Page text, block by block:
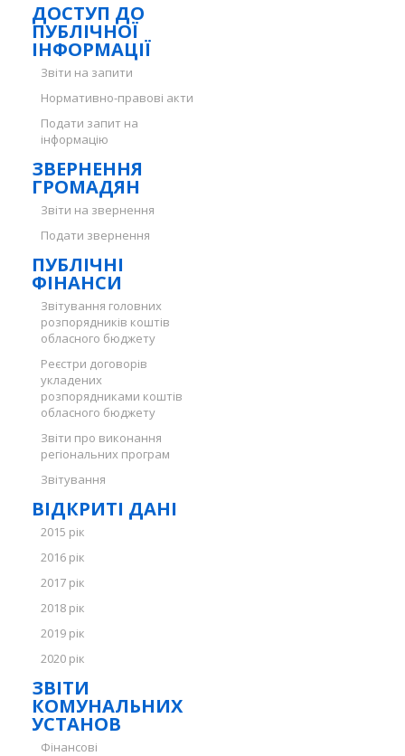
ДОСТУП ДО
ПУБЛІЧНОЇ
ІНФОРМАЦІЇ
Звіти на запити
Нормативно-правові акти
Подати запит на
інформацію
ЗВЕРНЕННЯ
ГРОМАДЯН
Звіти на звернення
Подати звернення
ПУБЛІЧНІ
ФІНАНСИ
Звітування головних
розпорядників коштів
обласного бюджету
Реєстри договорів
укладених
розпорядниками коштів
обласного бюджету
Звіти про виконання
регіональних програм
Звітування
ВІДКРИТІ ДАНІ
2015 рік
2016 рік
2017 рік
2018 рік
2019 рік
2020 рік
ЗВІТИ
КОМУНАЛЬНИХ
УСТАНОВ
Фінансові